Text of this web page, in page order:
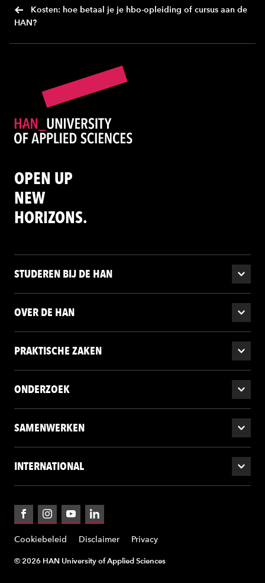
Kosten: hoe betaal je je hbo-opleiding of cursus aan de
HAN?
OPEN UP
NEW
HORIZONS.
STUDEREN BIJ DE HAN
OVER DE HAN
PRAKTISCHE ZAKEN
ONDERZOEK
SAMENWERKEN
INTERNATIONAL
FacebookInstagramYouTubeLinkedIn
Cookiebeleid Disclaimer Privacy
© 2026 HAN University of Applied Sciences